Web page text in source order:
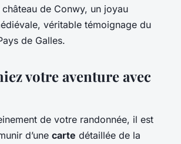
de Conwy, un joyau
véritable témoignage du
de Galles.
votre aventure avec
de votre randonnée, il est
d’une carte détaillée de la